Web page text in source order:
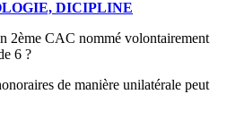
DICIPLINE
2ème CAC nommé volontairement
6 ?
de manière unilatérale peut